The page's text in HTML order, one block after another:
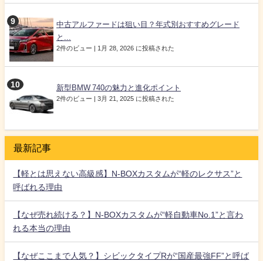
中古アルファードは狙い目？年式別おすすめグレード
と...
2件のビュー 1月 28, 2026 に投稿された
新型BMW 740の魅力と進化ポイント
2件のビュー 3月 21, 2025 に投稿された
最新記事
【軽とは思えない高級感】N-BOXカスタムが“軽のレクサス”と
呼ばれる理由
【なぜ売れ続ける？】N-BOXカスタムが“軽自動車No.1”と言わ
れる本当の理由
【なぜここまで人気？】シビックタイプRが“国産最強FF”と呼ば